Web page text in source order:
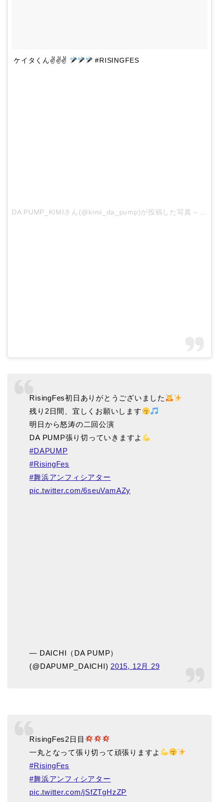
ケイタくん✌✌✌ #RISINGFES
RisingFes初日ありがとうございました
残り2日間、宜しくお願いします
明日から怒涛の二回公演
DA PUMP張り切っていきますよ
#DAPUMP
#RisingFes
#舞浜アンフィシアター
pic.twitter.com/6seuVamAZy
— DAICHI（DA PUMP）
(@DAPUMP_DAICHI) 2015, 12月 29
RisingFes2日目
一丸となって張り切って頑張りますよ
#RisingFes
#舞浜アンフィシアター
pic.twitter.com/jSfZTgHzZP